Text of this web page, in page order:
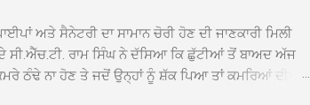
ਅਤੇ ਸੈਨੇਟਰੀ ਦਾ ਸਾਮਾਨ ਚੋਰੀ ਹੋਣ ਦੀ ਜਾਣਕਾਰੀ ਮਿਲੀ
ਸੀ.ਐੱਚ.ਟੀ. ਰਾਮ ਸਿੰਘ ਨੇ ਦੱਸਿਆ ਕਿ ਛੁੱਟੀਆਂ ਤੋਂ ਬਾਅਦ ਅੱਜ
ਠੰਢੇ ਨਾ ਹੋਣ ਤੇ ਜਦੋਂ ਉਨ੍ਹਾਂ ਨੂੰ ਸ਼ੱਕ ਪਿਆ ਤਾਂ ਕਮਰਿਆਂ ਦੀਆਂ